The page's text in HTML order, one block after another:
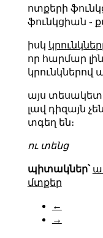
ոտքերի
ֆունկցիան ֊
իսկ
որ հարմար
կրունկներով
այս
լավ դիզայն
տգեղ են։
ու տենց
պիտակներ՝
մտքեր
←
→